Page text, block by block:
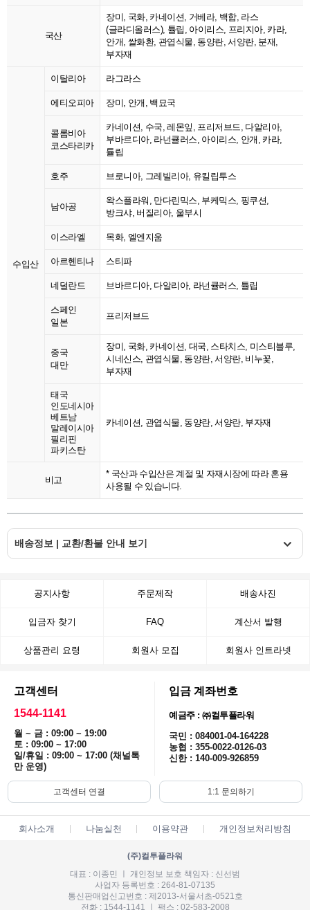
국산
장미, 국화, 카네이션, 거베라, 백합, 라스
(글라디올러스), 튤립, 아이리스, 프리지아, 카라,
안개, 쌀화환, 관엽식물, 동양란, 서양란, 분재,
부자재
수입산
이탈리아 라그라스
에티오피아 장미, 안개, 백묘국
콜롬비아
코스타리카
카네이션, 수국, 레몬잎, 프리저브드, 다알리아,
부바르디아, 라넌큘러스, 아이리스, 안개, 카라,
튤립
호주 브로니아, 그레빌리아, 유킬립투스
남아공
왁스플라워, 만다린믹스, 부케믹스, 핑쿠션,
방크샤, 버질리아, 울부시
이스라엘 목화, 엘엔지움
아르헨티나 스티파
네덜란드 브바르디아, 다알리아, 라넌큘러스, 튤립
스페인
일본
프리저브드
중국
대만
장미, 국화, 카네이션, 대국, 스타치스, 미스티블루,
시네신스, 관엽식물, 동양란, 서양란, 비누꽃,
부자재
태국
인도네시아
베트남
말레이시아
필리핀
파키스탄
카네이션, 관엽식물, 동양란, 서양란, 부자재
비고
* 국산과 수입산은 계절 및 자재시장에 따라 혼용
사용될 수 있습니다.
배송정보 | 교환/환불 안내 보기
공지사항 주문제작 배송사진
입금자 찾기 FAQ 계산서 발행
상품관리 요령 회원사 모집 회원사 인트라넷
고객센터
1544-1141
월 ~ 금 : 09:00 ~ 19:00
토 : 09:00 ~ 17:00
일/휴일 : 09:00 ~ 17:00 (채널톡
만 운영)
입금 계좌번호
예금주 : ㈜컬투플라워
국민 : 084001-04-164228
농협 : 355-0022-0126-03
신한 : 140-009-926859
고객센터 연결 1:1 문의하기
회사소개 나눔실천 이용약관 개인정보처리방침
(주)컬투플라워
대표 : 이종민 ㅣ 개인정보 보호 책임자 : 신선범
사업자 등록번호 : 264-81-07135
통신판매업신고번호 : 제2013-서울서초-0521호
전화 : 1544-1141 ㅣ 팩스 : 02-583-2008